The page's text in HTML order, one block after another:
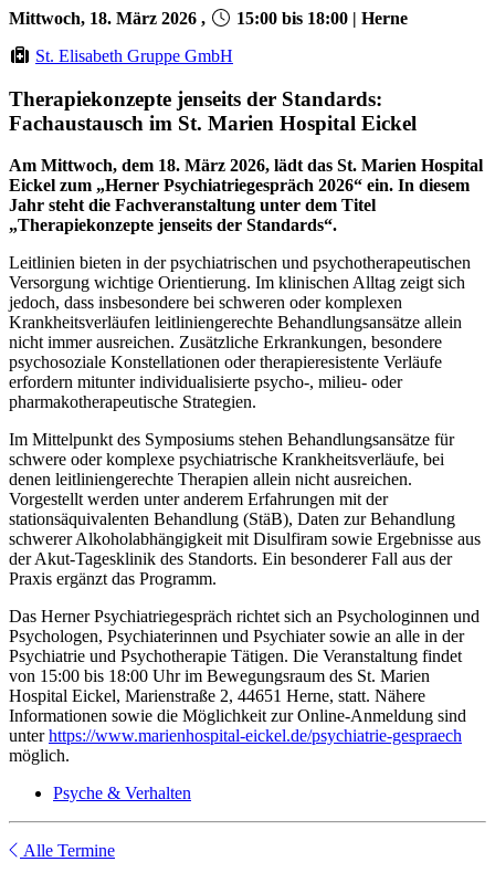
Mittwoch, 18. März 2026 ,
15:00 bis 18:00 | Herne
St. Elisabeth Gruppe GmbH
Therapiekonzepte jenseits der Standards:
Fachaustausch im St. Marien Hospital Eickel
Am Mittwoch, dem 18. März 2026, lädt das St. Marien Hospital
Eickel zum „Herner Psychiatriegespräch 2026“ ein. In diesem
Jahr steht die Fachveranstaltung unter dem Titel
„Therapiekonzepte jenseits der Standards“.
Leitlinien bieten in der psychiatrischen und psychotherapeutischen
Versorgung wichtige Orientierung. Im klinischen Alltag zeigt sich
jedoch, dass insbesondere bei schweren oder komplexen
Krankheitsverläufen leitliniengerechte Behandlungsansätze allein
nicht immer ausreichen. Zusätzliche Erkrankungen, besondere
psychosoziale Konstellationen oder therapieresistente Verläufe
erfordern mitunter individualisierte psycho-, milieu- oder
pharmakotherapeutische Strategien.
Im Mittelpunkt des Symposiums stehen Behandlungsansätze für
schwere oder komplexe psychiatrische Krankheitsverläufe, bei
denen leitliniengerechte Therapien allein nicht ausreichen.
Vorgestellt werden unter anderem Erfahrungen mit der
stationsäquivalenten Behandlung (StäB), Daten zur Behandlung
schwerer Alkoholabhängigkeit mit Disulfiram sowie Ergebnisse aus
der Akut-Tagesklinik des Standorts. Ein besonderer Fall aus der
Praxis ergänzt das Programm.
Das Herner Psychiatriegespräch richtet sich an Psychologinnen und
Psychologen, Psychiaterinnen und Psychiater sowie an alle in der
Psychiatrie und Psychotherapie Tätigen. Die Veranstaltung findet
von 15:00 bis 18:00 Uhr im Bewegungsraum des St. Marien
Hospital Eickel, Marienstraße 2, 44651 Herne, statt. Nähere
Informationen sowie die Möglichkeit zur Online-Anmeldung sind
unterhttps://www.marienhospital-eickel.de/psychiatrie-gespraech
möglich.
Psyche & Verhalten
Alle Termine